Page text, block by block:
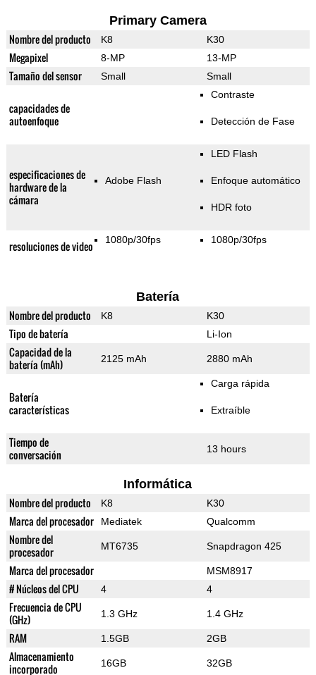
Primary Camera
Nombre del producto K8 K30
Megapixel 8-MP 13-MP
Tamaño del sensor Small Small
capacidades de
autoenfoque
Contraste
Detección de Fase
especificaciones de
hardware de la
cámara
Adobe Flash
LED Flash
Enfoque automático
HDR foto
resoluciones de video 1080p/30fps 1080p/30fps
Batería
Nombre del producto K8 K30
Tipo de batería Li-Ion
Capacidad de la
batería (mAh)
2125 mAh 2880 mAh
Batería
características
Carga rápida
Extraíble
Tiempo de
conversación
13 hours
Informática
Nombre del producto K8 K30
Marca del procesador Mediatek Qualcomm
Nombre del
procesador
MT6735 Snapdragon 425
Marca del procesador MSM8917
# Núcleos del CPU 4 4
Frecuencia de CPU
(GHz)
1.3 GHz 1.4 GHz
RAM 1.5GB 2GB
Almacenamiento
incorporado
16GB 32GB